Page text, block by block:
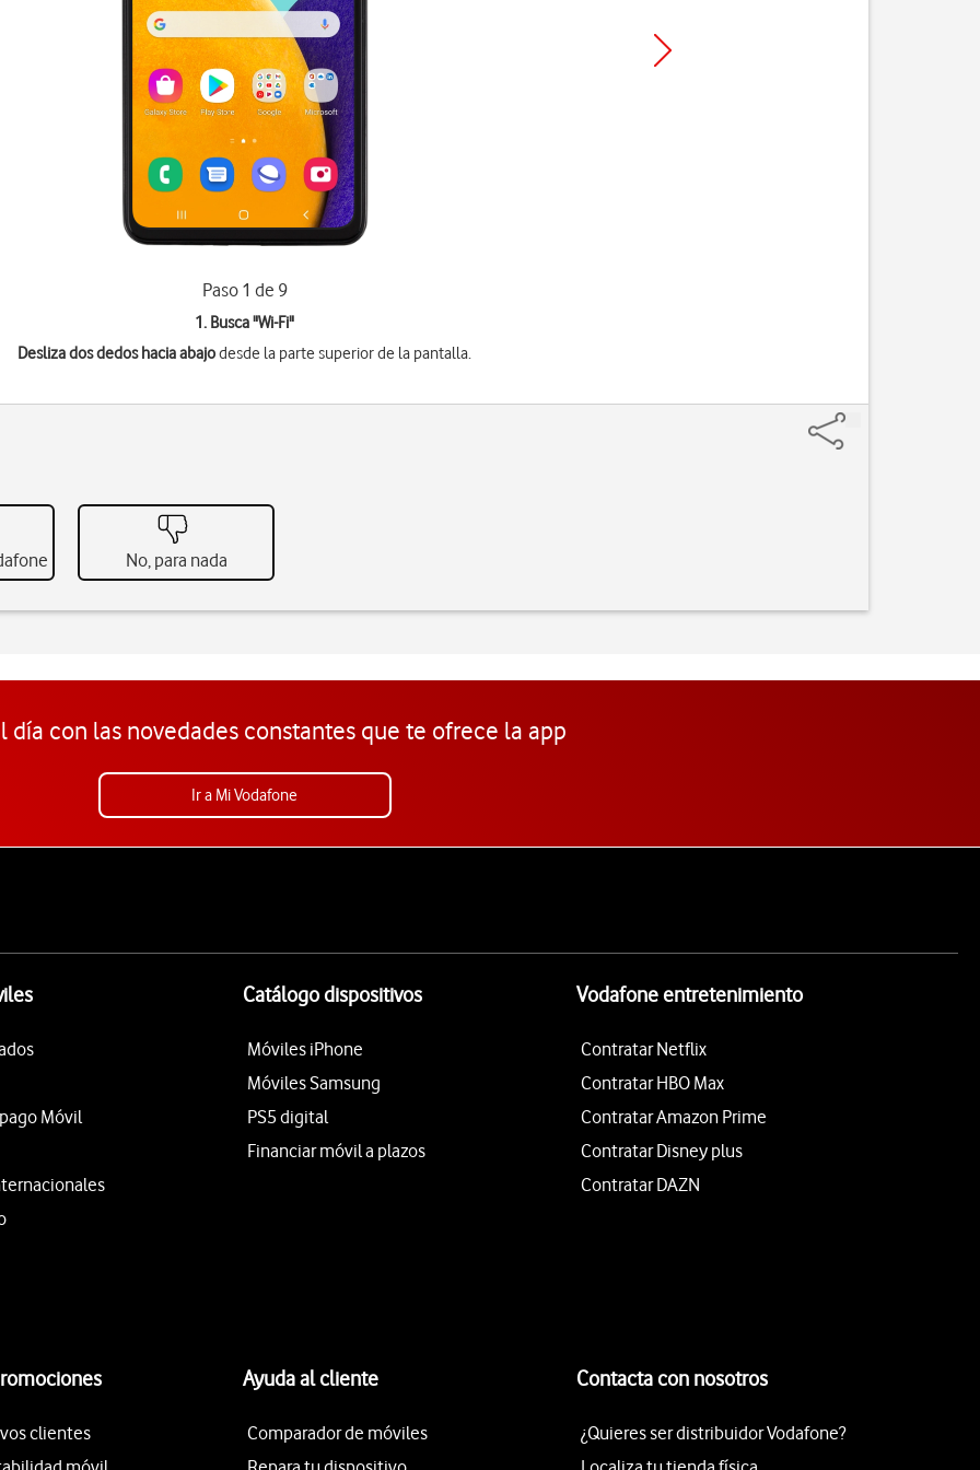
Paso 1 de 9
1. Busca "Wi-Fi"
Desliza dos dedos hacia abajodesde la parte superior de la pantalla.
No, para nada
día con las novedades constantes que te ofrece la app
Ir a Mi Vodafone
Móvil
Catálogo dispositivos
Móviles iPhone
Móviles Samsung
PS5 digital
Financiar móvil a plazos
Vodafone entretenimiento
Contratar Netflix
Contratar HBO Max
Contratar Amazon Prime
Contratar Disney plus
Contratar DAZN
clientes
Ayuda al cliente
Comparador de móviles
Contacta con nosotros
¿Quieres ser distribuidor Vodafone?